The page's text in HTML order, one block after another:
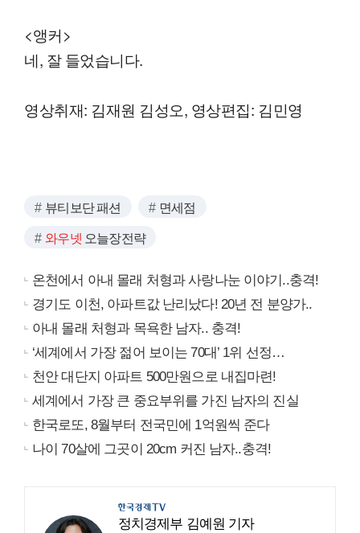
<앵커>
네, 잘 들었습니다.
영상취재: 김재원 김성오, 영상편집: 김민영
뷰티보단 패션 면세점
와우넷 오늘장전략
온천에서 아내 몰래 처형과 사랑나눈 이야기..충격!
경기도 이천, 아파트값 난리났다! 20년 전 분양가..
아내 몰래 처형과 목욕한 남자.. 충격!
‘세계에서 가장 젊어 보이는 70대’ 1위 선정…
천안 대단지 아파트 500만원으로 내집마련!
세계에서 가장 큰 중요부위를 가진 남자의 진실
한국로또, 8월부터 전국민에 1억원씩 준다
나이 70살에 그곳이 20cm 커진 남자..충격!
정치경제부 김예원 기자